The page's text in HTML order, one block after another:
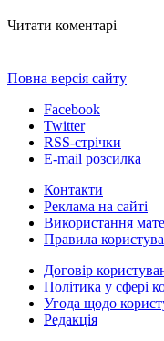
Читати коментарі
Повна версія сайту
Facebook
Twitter
RSS-стрічки
E-mail розсилка
Контакти
Реклама на сайті
Використання
Правила
Договір
Політика у сфері
Угода щодо
Редакція